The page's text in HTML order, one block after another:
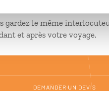
gardez le même
et après votre voyage.
DEMANDER UN DEVIS